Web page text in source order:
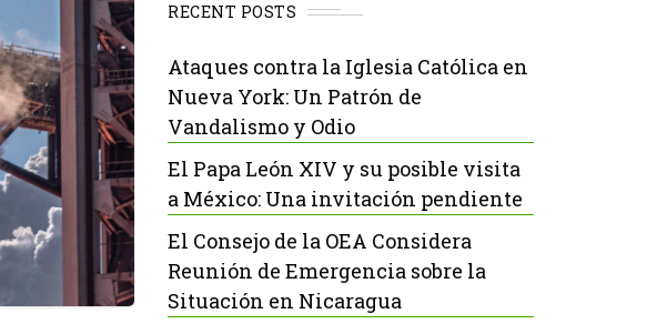
RECENT POSTS
Ataques contra la Iglesia Católica en
Nueva York: Un Patrón de
Vandalismo y Odio
El Papa León XIV y su posible visita
a México: Una invitación pendiente
El Consejo de la OEA Considera
Reunión de Emergencia sobre la
Situación en Nicaragua